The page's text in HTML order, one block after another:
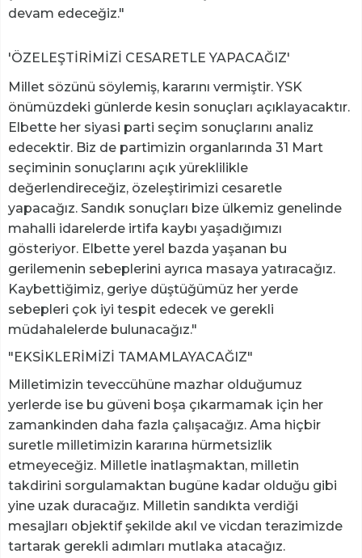
devam edeceğiz."
'ÖZELEŞTİRİMİZİ CESARETLE YAPACAĞIZ'
Millet sözünü söylemiş, kararını vermiştir. YSK
önümüzdeki günlerde kesin sonuçları açıklayacaktır.
Elbette her siyasi parti seçim sonuçlarını analiz
edecektir. Biz de partimizin organlarında 31 Mart
seçiminin sonuçlarını açık yüreklilikle
değerlendireceğiz, özeleştirimizi cesaretle
yapacağız. Sandık sonuçları bize ülkemiz genelinde
mahalli idarelerde irtifa kaybı yaşadığımızı
gösteriyor. Elbette yerel bazda yaşanan bu
gerilemenin sebeplerini ayrıca masaya yatıracağız.
Kaybettiğimiz, geriye düştüğümüz her yerde
sebepleri çok iyi tespit edecek ve gerekli
müdahalelerde bulunacağız."
"EKSİKLERİMİZİ TAMAMLAYACAĞIZ"
Milletimizin teveccühüne mazhar olduğumuz
yerlerde ise bu güveni boşa çıkarmamak için her
zamankinden daha fazla çalışacağız. Ama hiçbir
suretle milletimizin kararına hürmetsizlik
etmeyeceğiz. Milletle inatlaşmaktan, milletin
takdirini sorgulamaktan bugüne kadar olduğu gibi
yine uzak duracağız. Milletin sandıkta verdiği
mesajları objektif şekilde akıl ve vicdan terazimizde
tartarak gerekli adımları mutlaka atacağız.